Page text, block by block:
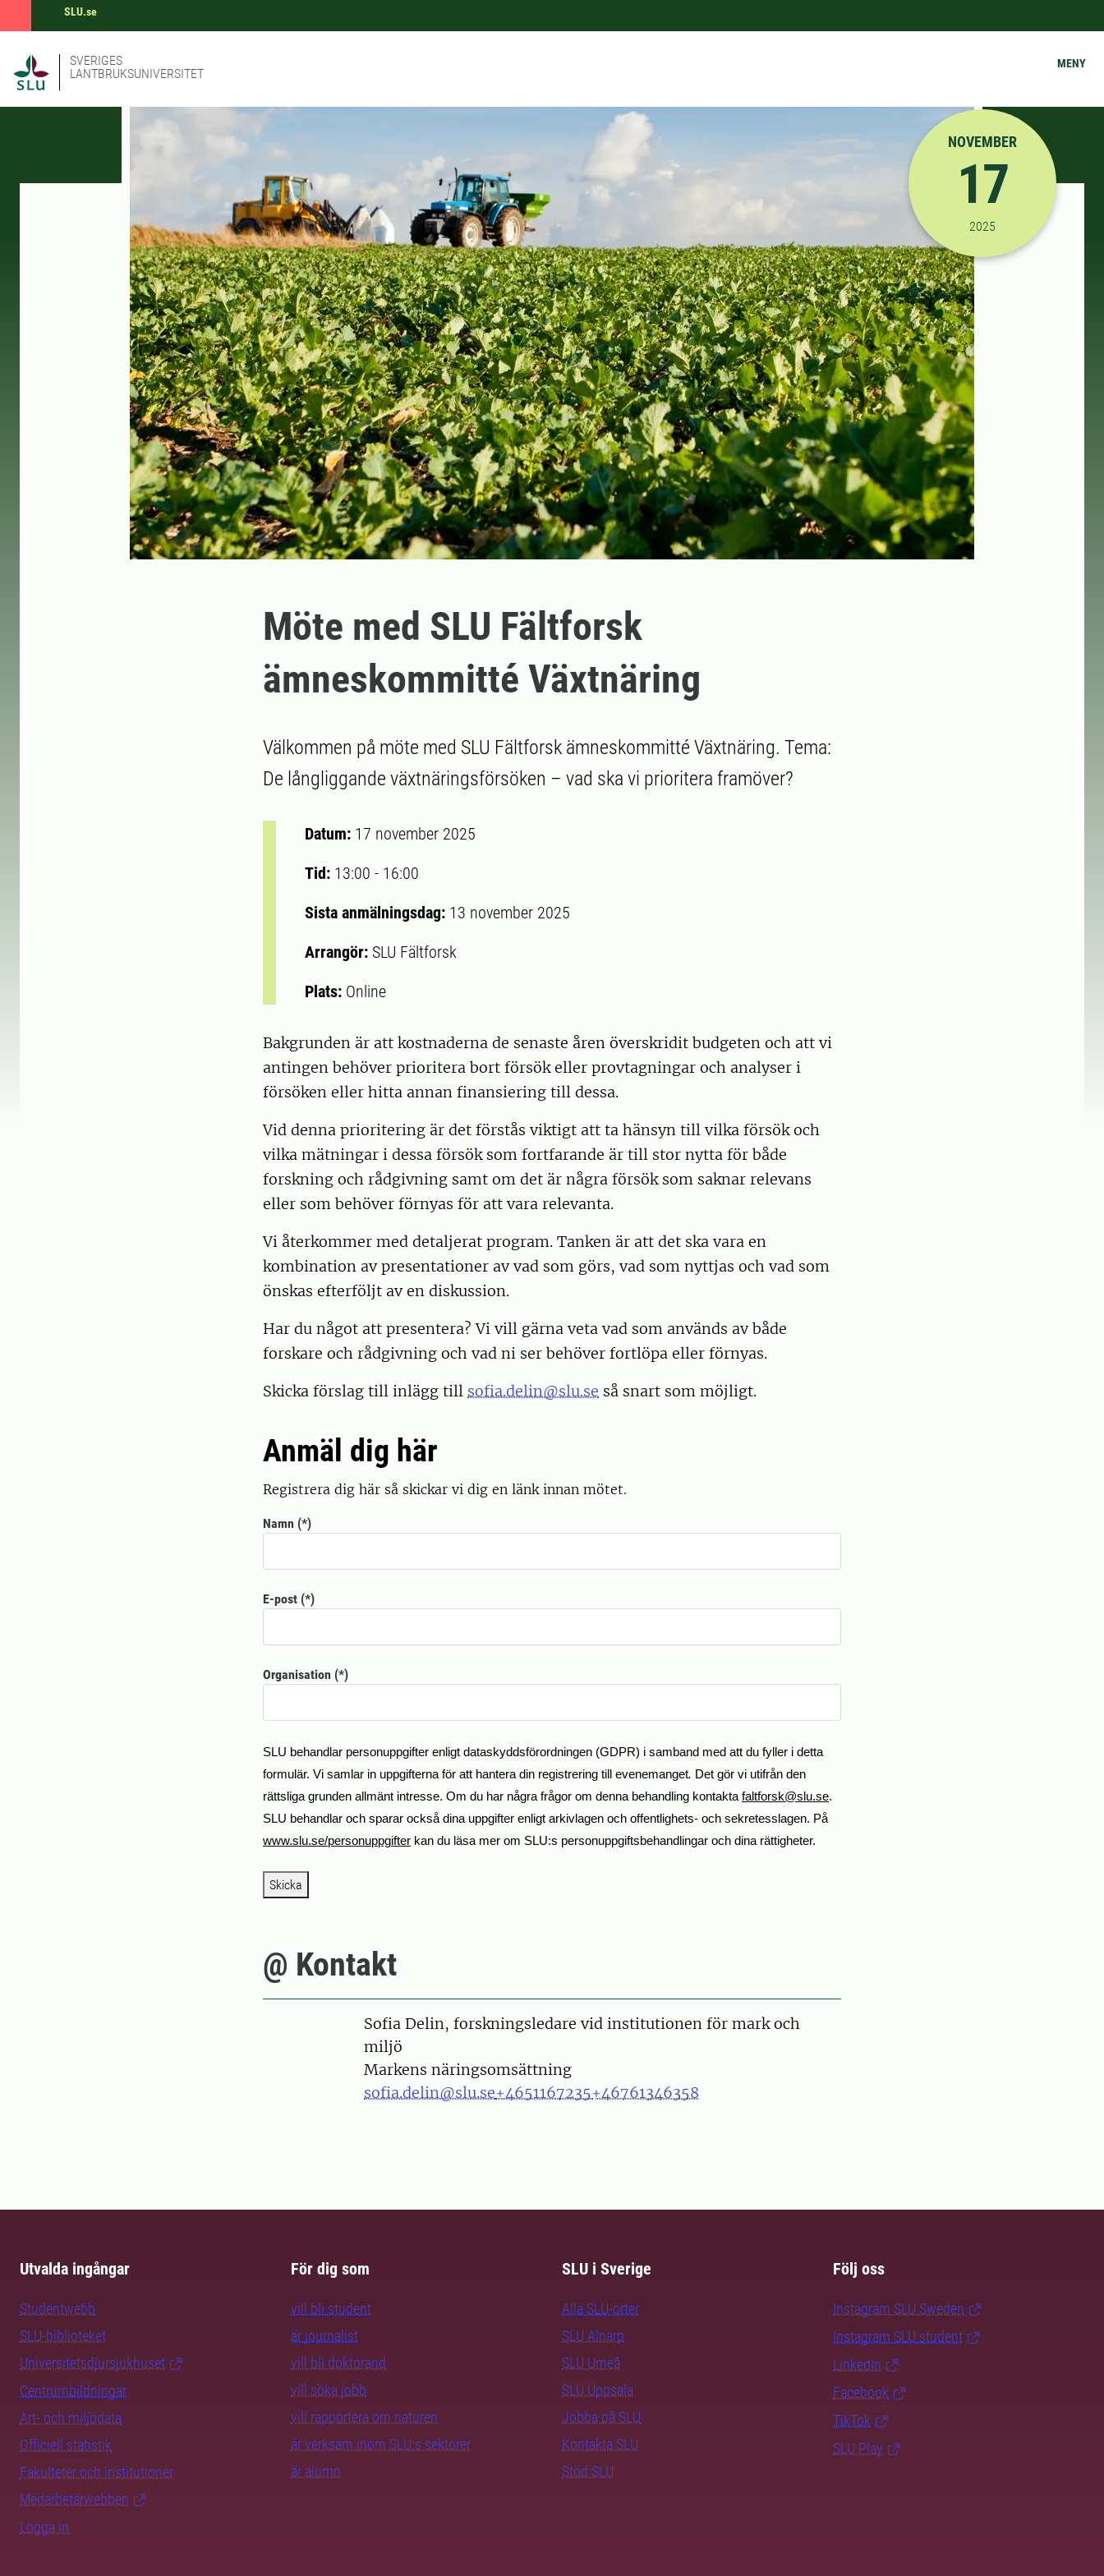
SLU.se
SVERIGES
LANTBRUKSUNIVERSITET
MENY
2025-11-17 13:00:00
NOVEMBER
17
2025
Möte med SLU Fältforsk
ämneskommitté Växtnäring
Välkommen på möte med SLU Fältforsk ämneskommitté Växtnäring. Tema:
De långliggande växtnäringsförsöken – vad ska vi prioritera framöver?
Datum: 17 november 2025
Tid: 13:00 - 16:00
Sista anmälningsdag: 13 november 2025
Arrangör: SLU Fältforsk
Plats: Online
Bakgrunden är att kostnaderna de senaste åren överskridit budgeten och att vi
antingen behöver prioritera bort försök eller provtagningar och analyser i
försöken eller hitta annan finansiering till dessa.
Vid denna prioritering är det förstås viktigt att ta hänsyn till vilka försök och
vilka mätningar i dessa försök som fortfarande är till stor nytta för både
forskning och rådgivning samt om det är några försök som saknar relevans
eller som behöver förnyas för att vara relevanta.
Vi återkommer med detaljerat program. Tanken är att det ska vara en
kombination av presentationer av vad som görs, vad som nyttjas och vad som
önskas efterföljt av en diskussion.
Har du något att presentera? Vi vill gärna veta vad som används av både
forskare och rådgivning och vad ni ser behöver fortlöpa eller förnyas.
Skicka förslag till inlägg till sofia.delin@slu.se så snart som möjligt.
Anmäl dig här
Registrera dig här så skickar vi dig en länk innan mötet.
Namn
E-post
Organisation
SLU behandlar personuppgifter enligt dataskyddsförordningen (GDPR) i samband med att du fyller i detta
formulär. Vi samlar in uppgifterna för att hantera din registrering till evenemanget. Det gör vi utifrån den
rättsliga grunden allmänt intresse. Om du har några frågor om denna behandling kontaktafaltforsk@slu.se.
SLU behandlar och sparar också dina uppgifter enligt arkivlagen och offentlighets- och sekretesslagen. På
www.slu.se/personuppgifter kan du läsa mer om SLU:s personuppgiftsbehandlingar och dina rättigheter.
Skicka
@ Kontakt
PersonSofia Delin, forskningsledare vid institutionen för mark och
miljö
Markens näringsomsättning
sofia.delin@slu.se+4651167235+46761346358
Utvalda ingångar
Studentwebb
SLU-biblioteket
Universitetsdjursjukhuset
Centrumbildningar
Art- och miljödata
Officiell statistik
Fakulteter och institutioner
Medarbetarwebben
Logga in
För dig som
vill bli student
är journalist
vill bli doktorand
vill söka jobb
vill rapportera om naturen
är verksam inom SLU:s sektorer
är alumn
SLU i Sverige
Alla SLU-orter
SLU Alnarp
SLU Umeå
SLU Uppsala
Jobba på SLU
Kontakta SLU
Stöd SLU
Följ oss
Instagram SLU.Sweden
Instagram SLU.student
LinkedIn
Facebook
TikTok
SLU Play